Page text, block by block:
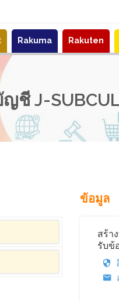
Rakuma Rakuten
ชี J-
ข้อมูล
สร้า
รับข้